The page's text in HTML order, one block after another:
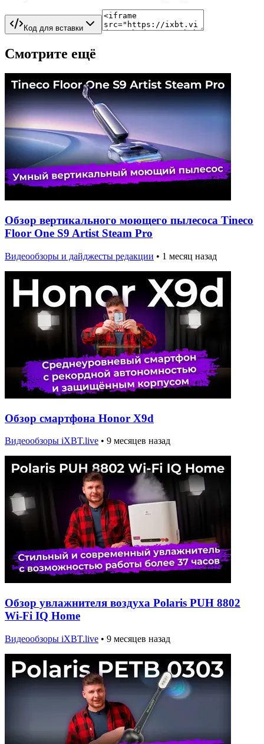
Код для вставки
Смотрите ещё
Обзор вертикального моющего пылесоса Tineco
Floor One S9 Artist Steam Pro
Видеообзоры и дайджесты редакции • 1 месяц назад
Обзор смартфона Honor X9d
Видеообзоры iXBT.live • 9 месяцев назад
Обзор увлажнителя воздуха Polaris PUH 8802
Wi-Fi IQ Home
Видеообзоры iXBT.live • 9 месяцев назад